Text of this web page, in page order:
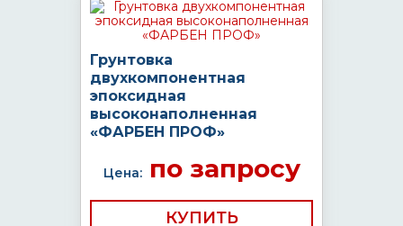
Грунтовка
двухкомпонентная
эпоксидная
высоконаполненная
«ФАРБЕН ПРОФ»
Цена:по запросу
КУПИТЬ